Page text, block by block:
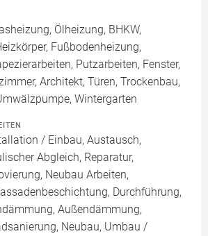
Ölheizung, BHKW,
Fußbodenheizung,
Putzarbeiten, Fenster,
Architekt, Türen, Trockenbau,
Wintergarten
/ Einbau, Austausch,
Abgleich, Reparatur,
Neubau Arbeiten,
Durchführung,
Außendämmung,
Neubau, Umbau /